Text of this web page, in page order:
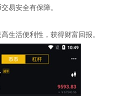
易安全有保障。
生活便利性，获得财富回报。